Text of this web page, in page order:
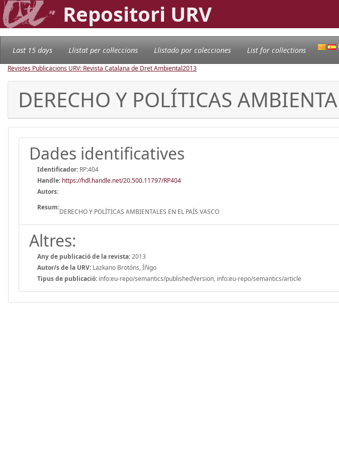
Repositori URV
Last 15 days Llistat per col·leccions Llistado por colecciones List for collections
Revistes Publicacions URV: Revista Catalana de Dret Ambiental2013
DERECHO Y POLÍTICAS
Dades identificatives
Identificador: RP:404
Handle: https://hdl.handle.net/20.500.11797/RP404
Autors:
Resum:
DERECHO Y POLÍTICAS AMBIENTALES EN EL PAÍS VASCO
Altres:
Any de publicació de la revista:2013
Autor/s de la URV: Lazkano Brotóns, Íñigo
Tipus de publicació: info:eu-repo/semantics/publishedVersion, info:eu-repo/semantics/article